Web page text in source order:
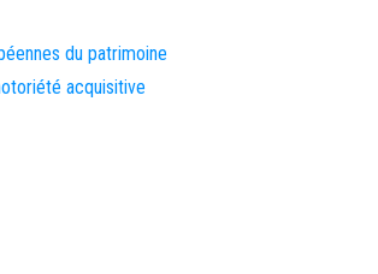
du patrimoine
acquisitive